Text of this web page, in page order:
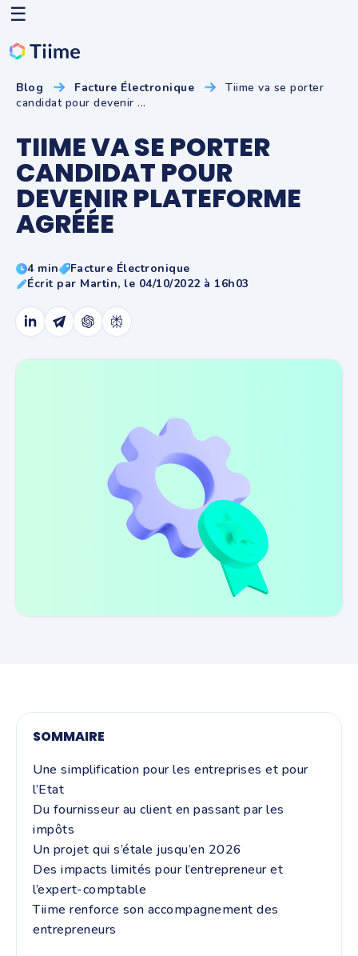
☰
Blog Facture Électronique
Tiime va se porter
candidat pour devenir ...
TIIME VA SE PORTER
CANDIDAT POUR
DEVENIR PLATEFORME
AGRÉÉE
4 min
Facture Électronique
Écrit par Martin, le 04/10/2022 à 16h03
SOMMAIRE
Une simplification pour les entreprises et pour
l’Etat
Du fournisseur au client en passant par les
impôts
Un projet qui s’étale jusqu’en 2026
Des impacts limités pour l’entrepreneur et
l’expert-comptable
Tiime renforce son accompagnement des
entrepreneurs